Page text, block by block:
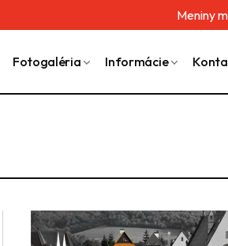
Meniny
Fotogaléria Informácie